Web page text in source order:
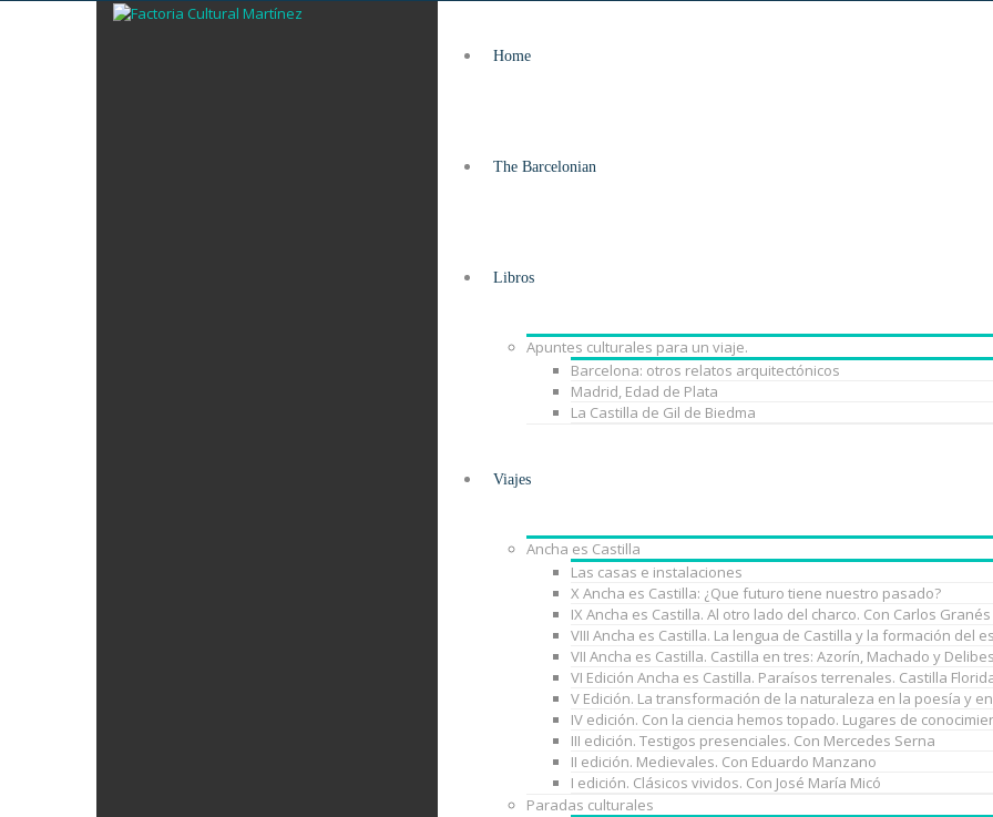
Home
The Barcelonian
Libros
Apuntes culturales para un viaje.
Barcelona: otros relatos arquitectónicos
Madrid, Edad de Plata
La Castilla de Gil de Biedma
Viajes
Ancha es Castilla
Las casas e instalaciones
X Ancha es Castilla: ¿Que futuro tiene nuestro pasado?
IX Ancha es Castilla. Al otro lado del charco. Con Carlos Granés
VIII Ancha es Castilla. La lengua de Castilla y la formación del
VII Ancha es Castilla. Castilla en tres: Azorín, Machado y
VI Edición Ancha es Castilla. Paraísos terrenales. Castilla
V Edición. La transformación de la naturaleza en la poesía y
IV edición. Con la ciencia hemos topado. Lugares de
III edición. Testigos presenciales. Con Mercedes Serna
II edición. Medievales. Con Eduardo Manzano
I edición. Clásicos vividos. Con José María Micó
Paradas culturales